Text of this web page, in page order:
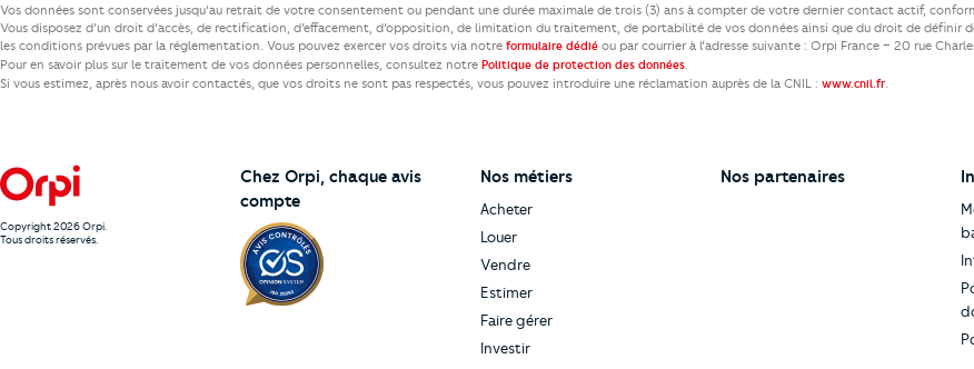
Vos données sont conservées jusqu’au retrait de votre consentement ou pendant une durée maximale de trois (3) ans à compter de votre dernier contact actif,
Vous disposez d’un droit d’accès, de rectification, d’effacement, d’opposition, de limitation du traitement, de portabilité de vos données ainsi que du droit de définir
les conditions prévues par la réglementation. Vous pouvez exercer vos droits via notre formulaire dédié ou par courrier à l’adresse suivante : Orpi France – 20 rue
Pour en savoir plus sur le traitement de vos données personnelles, consultez notre Politique de protection des données
Si vous estimez, après nous avoir contactés, que vos droits ne sont pas respectés, vous pouvez introduire une réclamation auprès de la CNIL : www.cnil.fr
Copyright 2026 Orpi.
Tous droits réservés.
Chez Orpi, chaque avis
compte
Nos métiers
Acheter
Louer
Vendre
Estimer
Faire gérer
Investir
Nos partenaires